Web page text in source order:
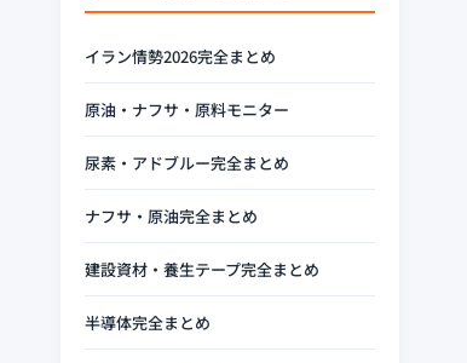
イラン情勢2026完全まとめ
原油・ナフサ・原料モニター
尿素・アドブルー完全まとめ
ナフサ・原油完全まとめ
建設資材・養生テープ完全まとめ
半導体完全まとめ